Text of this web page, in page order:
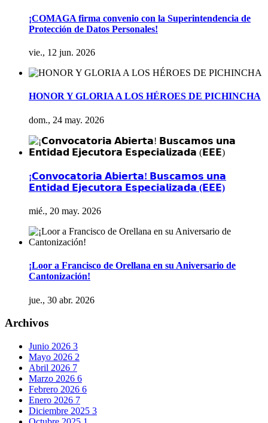
¡COMAGA firma convenio con la Superintendencia de
Protección de Datos Personales!
vie., 12 jun. 2026
HONOR Y GLORIA A LOS HÉROES DE PICHINCHA
dom., 24 may. 2026
¡𝗖𝗼𝗻𝘃𝗼𝗰𝗮𝘁𝗼𝗿𝗶𝗮 𝗔𝗯𝗶𝗲𝗿𝘁𝗮! 𝗕𝘂𝘀𝗰𝗮𝗺𝗼𝘀 𝘂𝗻𝗮
𝗘𝗻𝘁𝗶𝗱𝗮𝗱 𝗘𝗷𝗲𝗰𝘂𝘁𝗼𝗿𝗮 𝗘𝘀𝗽𝗲𝗰𝗶𝗮𝗹𝗶𝘇𝗮𝗱𝗮 (𝗘𝗘𝗘)
mié., 20 may. 2026
¡Loor a Francisco de Orellana en su Aniversario de
Cantonización!
jue., 30 abr. 2026
Archivos
Junio 2026 3
Mayo 2026 2
Abril 2026 7
Marzo 2026 6
Febrero 2026 6
Enero 2026 7
Diciembre 2025 3